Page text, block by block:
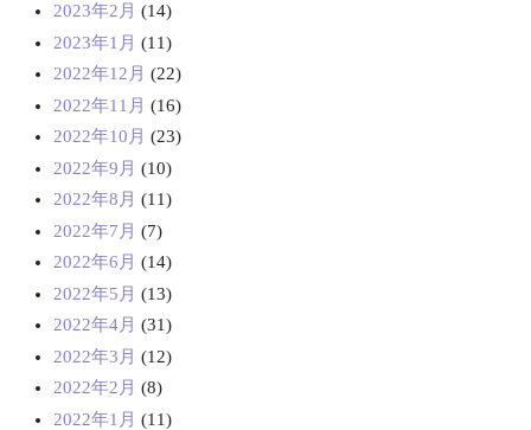
2023年2月 (14)
2023年1月 (11)
2022年12月 (22)
2022年11月 (16)
2022年10月 (23)
2022年9月 (10)
2022年8月 (11)
2022年7月 (7)
2022年6月 (14)
2022年5月 (13)
2022年4月 (31)
2022年3月 (12)
2022年2月 (8)
2022年1月 (11)